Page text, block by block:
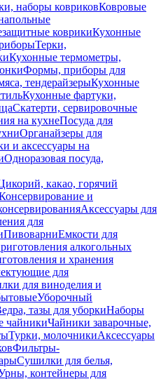
наборы ковриковКовровые
коврикиКухонные
Терки,
Кухонные термометры,
Формы, приборы для
тендерайзерыКухонные
Кухонные фартуки,
Скатерти, сервировочные
на кухнеПосуда для
Органайзеры для
и аксессуары на
Одноразовая посуда,
какао, горячий
и
Аксессуары для
для
ПивоварниЕмкости для
алкогольных
и хранения
для
для виноделия и
Уборочный
тазы для уборкиНаборы
чайникиЧайники заварочные,
Турки, молочникиАксессуары
Фильтры-
Сушилки для белья,
контейнеры для